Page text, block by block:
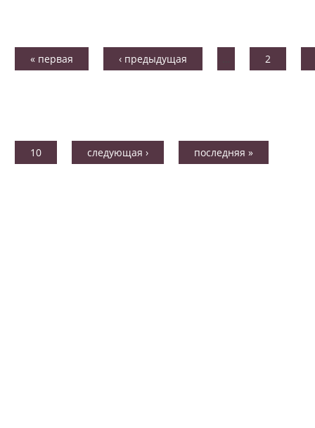
« первая ‹ предыдущая 2
10 следующая › последняя »